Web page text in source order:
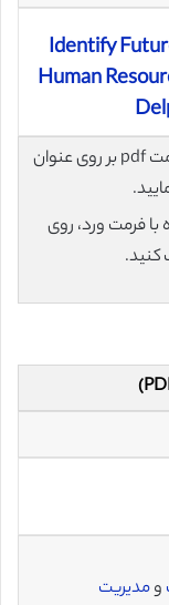
Identify
Human
برای دانلود رایگان مقاله انگلیسی با فرمت pdf بر روی عنوان
با فرمت ورد، روی
کنید.
ومدیریت